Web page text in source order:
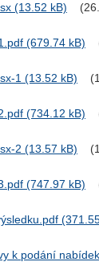
1
2
k podání